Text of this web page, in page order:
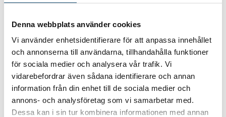
Denna webbplats använder cookies
Vi använder enhetsidentifierare för att anpassa innehållet
och annonserna till användarna, tillhandahålla funktioner
för sociala medier och analysera vår trafik. Vi
vidarebefordrar även sådana identifierare och annan
information från din enhet till de sociala medier och
annons- och analysföretag som vi samarbetar med.
Dessa kan i sin tur kombinera informationen med annan
Länsstyrelsen Kalmar län
Tid & Plats
Fredag 30 januari kl. 08.00-15.00 Kalmar Science Park
För vem?
Konferensen riktar sig till små och medelstora företag i
Kalmar län, Blekinge län och Kronobergs län.